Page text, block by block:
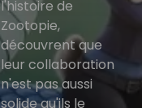
l'histoire de
Zootopie,
découvrent que
leur collaboration
n'est pas aussi
solide qu'ils le